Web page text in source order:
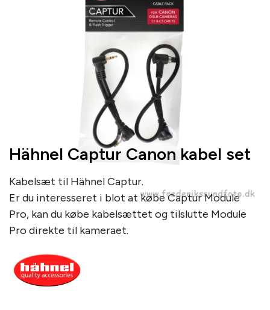
Hähnel Captur Canon kabel set
Kabelsæt til Hähnel Captur.
Er du interesseret i blot at købe Captur Module
Pro, kan du købe kabelsættet og tilslutte Module
Pro direkte til kameraet.